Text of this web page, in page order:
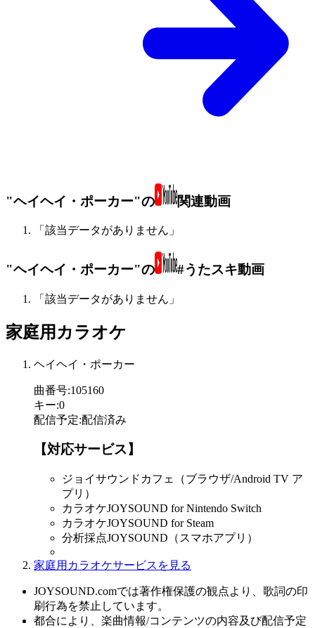
"ヘイヘイ・ポーカー"の 関連動画
「該当データがありません」
"ヘイヘイ・ポーカー"の #うたスキ動画
「該当データがありません」
家庭用カラオケ
ヘイヘイ・ポーカー
曲番号:105160
キー:0
配信予定:配信済み
【対応サービス】
ジョイサウンドカフェ（ブラウザ/Android TV ア
プリ）
カラオケJOYSOUND for Nintendo Switch
カラオケJOYSOUND for Steam
分析採点JOYSOUND（スマホアプリ）
家庭用カラオケサービスを見る
JOYSOUND.comでは著作権保護の観点より、歌詞の印
刷行為を禁止しています。
都合により、楽曲情報/コンテンツの内容及び配信予定